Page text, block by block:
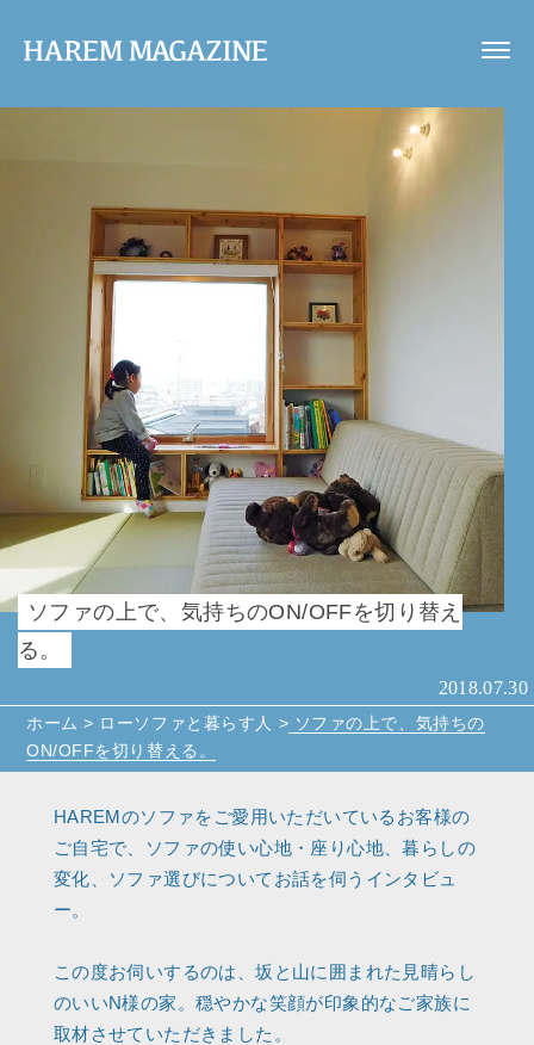
ソファの上で、気持ちのON/OFFを切り替え
る。
2018.07.30
ホーム > ローソファと暮らす人 > ソファの上で、気持ちの
ON/OFFを切り替える。
HAREMのソファをご愛用いただいているお客様の
ご自宅で、ソファの使い心地・座り心地、暮らしの
変化、ソファ選びについてお話を伺うインタビュ
ー。
この度お伺いするのは、坂と山に囲まれた見晴らし
のいいN様の家。穏やかな笑顔が印象的なご家族に
取材させていただきました。